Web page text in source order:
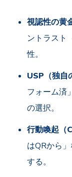
視認性の黄
ントラスト
性。
USP（独自
フォーム済
の選択。
行動喚起（
はQRから
する。